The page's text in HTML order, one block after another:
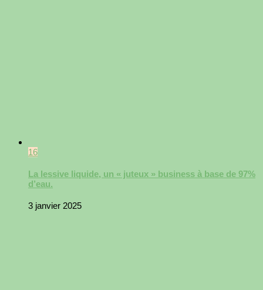
16
La lessive liquide, un « juteux » business à base de 97%
d’eau.
3 janvier 2025